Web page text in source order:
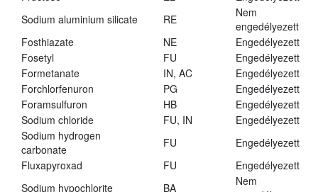
Sodium aluminium silicate
RE
Nem
engedélyezett
Fosthiazate
NE
Engedélyezett
Fosetyl
FU
Engedélyezett
Formetanate
IN, AC
Engedélyezett
Forchlorfenuron
PG
Engedélyezett
Foramsulfuron
HB
Engedélyezett
Sodium chloride
FU, IN
Engedélyezett
Sodium hydrogen
carbonate
FU
Engedélyezett
Fluxapyroxad
FU
Engedélyezett
Sodium hypochlorite
BA
Nem